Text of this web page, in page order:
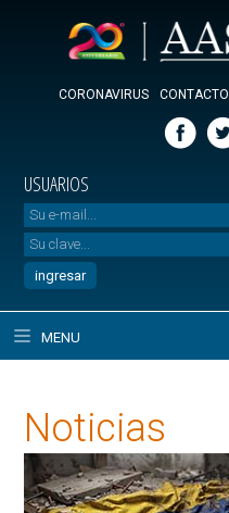
CORONAVIRUS CONTACTO
USUARIOS
MENU
Noticias